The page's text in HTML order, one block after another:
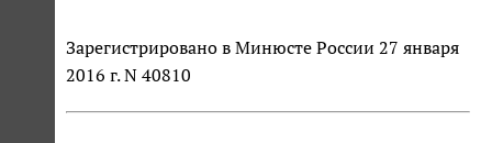
Зарегистрировано в Минюсте России 27 января
2016 г. N 40810